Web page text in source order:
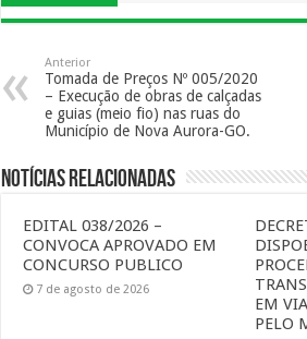
Anterior
Tomada de Preços Nº 005/2020
– Execução de obras de calçadas
e guias (meio fio) nas ruas do
Município de Nova Aurora-GO.
Notícias Relacionadas
EDITAL 038/2026 –
CONVOCA APROVADO EM
CONCURSO PUBLICO
7 de agosto de 2026
EM
PELO